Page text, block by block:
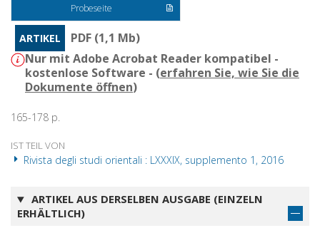
Probeseite
ARTIKEL
PDF (1,1 Mb)
Nur mit Adobe Acrobat Reader kompatibel -
kostenlose Software - (erfahren Sie, wie Sie die
Dokumente öffnen)
165-178 p.
IST TEIL VON
Rivista degli studi orientali : LXXXIX, supplemento 1, 2016
ARTIKEL AUS DERSELBEN AUSGABE (EINZELN
ERHÄLTLICH)